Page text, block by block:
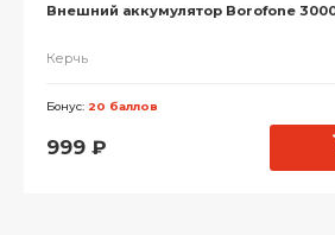
Внешний аккумулятор Borofone
Керчь
Бонус: 20 баллов
999 ₽